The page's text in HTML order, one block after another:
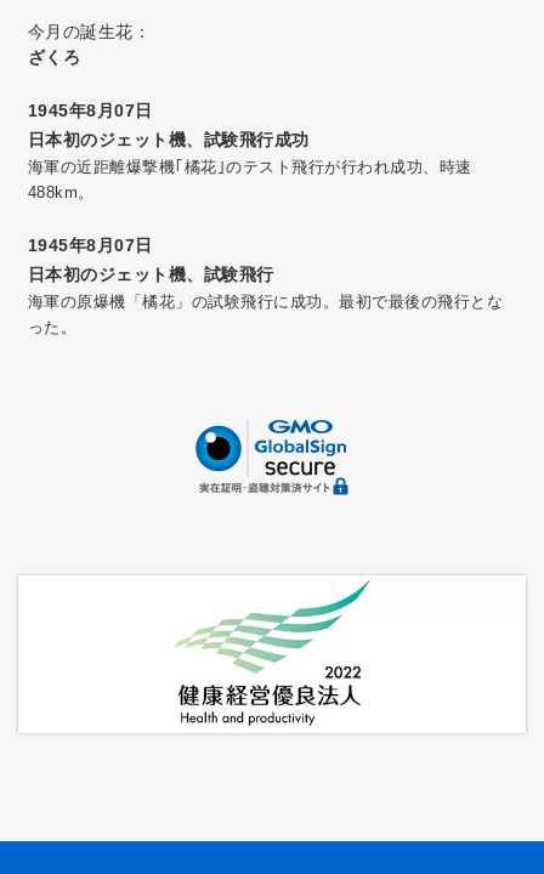
今月の誕生花：
ざくろ
1945年8月07日
日本初のジェット機、試験飛行成功
海軍の近距離爆撃機｢橘花｣のテスト飛行が行われ成功、時速
488km。
1945年8月07日
日本初のジェット機、試験飛行
海軍の原爆機「橘花」の試験飛行に成功。最初で最後の飛行とな
った。